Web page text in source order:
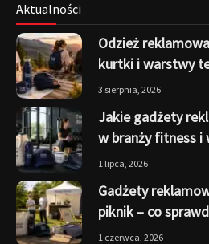
Aktualności
Odzież
kurtki i warstwy
3 sierpnia, 2026
Jakie gadżety
w branży fitness i
1 lipca, 2026
Gadżety
piknik – co
1 czerwca, 2026